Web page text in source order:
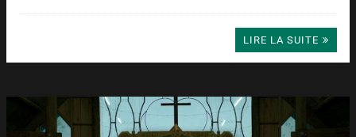
LIRE LA SUITE